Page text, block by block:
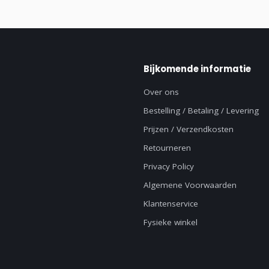
Bijkomende informatie
Over ons
Bestelling / Betaling / Levering
Prijzen / Verzendkosten
Retourneren
Privacy Policy
Algemene Voorwaarden
Klantenservice
Fysieke winkel